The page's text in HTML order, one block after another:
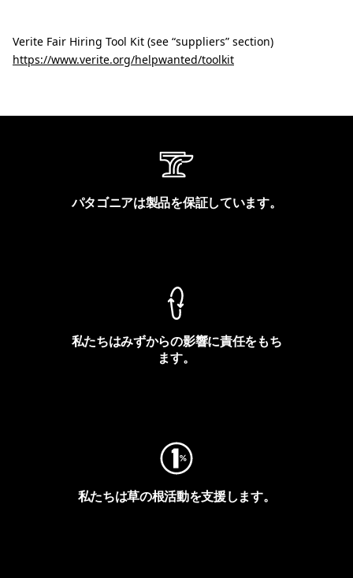
Verite Fair Hiring Tool Kit (see “suppliers” section)
https://www.verite.org/helpwanted/toolkit
パタゴニアは製品を保証しています。
私たちはみずからの影響に責任をもち
ます。
私たちは草の根活動を支援します。